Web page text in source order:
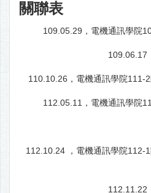
關聯表
109.05.29，電機通訊學院
109.06.17
110.10.26，電機通訊學院111-
112.05.11，電機通訊學院
112.10.24 ，電機通訊學院112-
112.11.22